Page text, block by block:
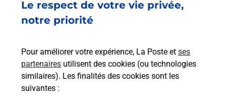
Le respect de votre vie privée,
notre priorité
Pour améliorer votre expérience, La Poste et ses
partenaires utilisent des cookies (ou technologies
similaires). Les finalités des cookies sont les
suivantes :
Acheter un iPhone neuf ou reconditionné